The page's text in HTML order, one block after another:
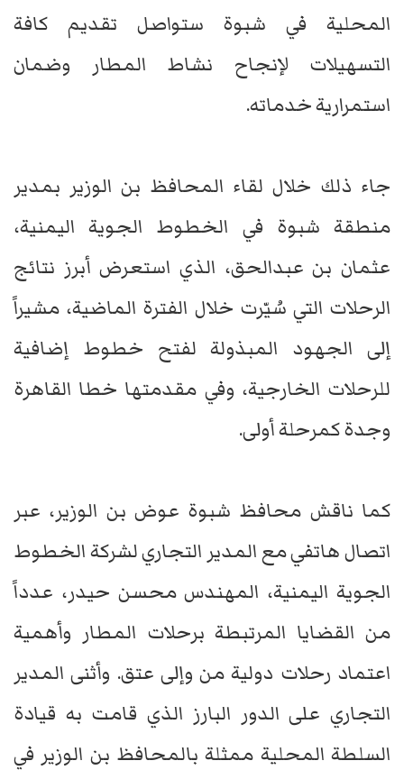
المحلية في شبوة ستواصل تقديم كافة
التسهيلات لإنجاح نشاط المطار وضمان
استمرارية خدماته.
جاء ذلك خلال لقاء المحافظ بن الوزير بمدير
منطقة شبوة في الخطوط الجوية اليمنية،
عثمان بن عبدالحق، الذي استعرض أبرز نتائج
الرحلات التي سُيّرت خلال الفترة الماضية، مشيراً
إلى الجهود المبذولة لفتح خطوط إضافية
للرحلات الخارجية، وفي مقدمتها خطا القاهرة
وجدة كمرحلة أولى.
كما ناقش محافظ شبوة عوض بن الوزير، عبر
اتصال هاتفي مع المدير التجاري لشركة الخطوط
الجوية اليمنية، المهندس محسن حيدر، عدداً
من القضايا المرتبطة برحلات المطار وأهمية
اعتماد رحلات دولية من وإلى عتق. وأثنى المدير
التجاري على الدور البارز الذي قامت به قيادة
السلطة المحلية ممثلة بالمحافظ بن الوزير في